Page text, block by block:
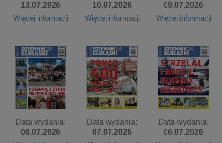
13.07.2026
Więcej informacji
10.07.2026
Więcej informacji
09.07.2026
Więcej informacji
Data wydania:
08.07.2026
Data wydania:
07.07.2026
Data wydania:
06.07.2026